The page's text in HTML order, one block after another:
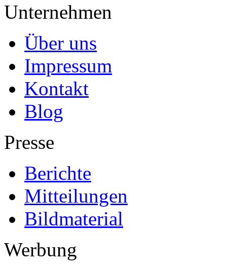
Unternehmen
Über uns
Impressum
Kontakt
Blog
Presse
Berichte
Mitteilungen
Bildmaterial
Werbung